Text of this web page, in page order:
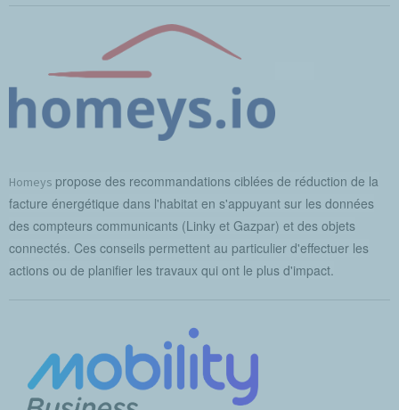
Homeys propose des recommandations ciblées de réduction de la
facture énergétique dans l'habitat en s'appuyant sur les données
des compteurs communicants (Linky et Gazpar) et des objets
connectés. Ces conseils permettent au particulier d'effectuer les
actions ou de planifier les travaux qui ont le plus d'impact.